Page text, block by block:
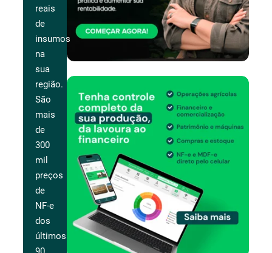
reais
de
insumos
na
sua
região.
São
mais
de
300
mil
preços
de
NF-e
dos
últimos